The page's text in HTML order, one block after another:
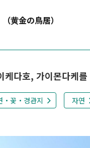
（黄金の鳥居）
케다호, 가이몬다케
・꽃・경관지 자연